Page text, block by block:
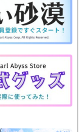
ailp
y
Li
n
k